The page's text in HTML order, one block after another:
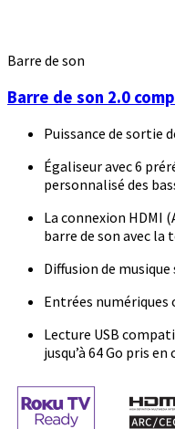
Barre de son
Barre de son 2.0
Puissance de sortie
Égaliseur avec 6
personnalisé des
La connexion HDMI
barre de son avec
Diffusion de
Entrées numériques
Lecture USB
jusqu’à 64 Go pris en